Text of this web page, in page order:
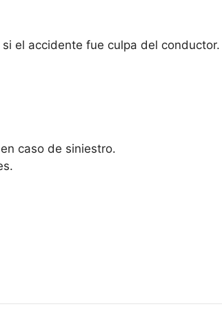
el accidente fue culpa del conductor.
caso de siniestro.